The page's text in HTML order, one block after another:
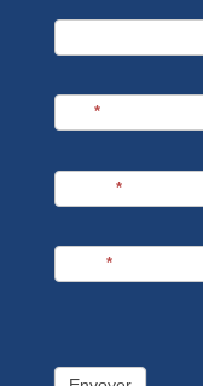
newsletter
*
*
*